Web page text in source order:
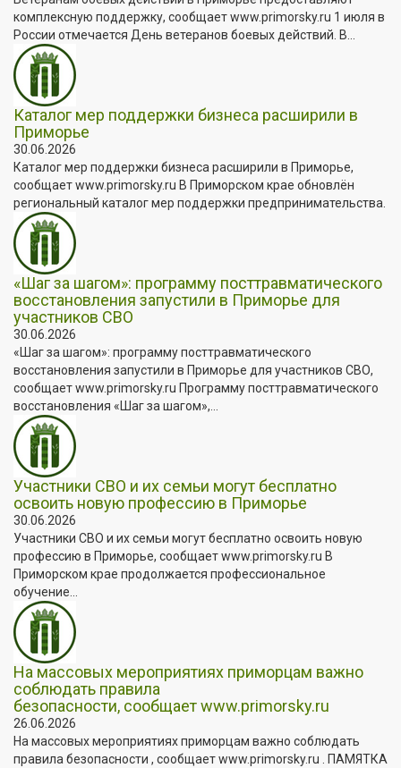
комплексную поддержку, сообщает www.primorsky.ru 1 июля в
России отмечается День ветеранов боевых действий. В...
Каталог мер поддержки бизнеса расширили в
Приморье
30.06.2026
Каталог мер поддержки бизнеса расширили в Приморье,
сообщает www.primorsky.ru В Приморском крае обновлён
региональный каталог мер поддержки предпринимательства.
«Шаг за шагом»: программу посттравматического
восстановления запустили в Приморье для
участников СВО
30.06.2026
«Шаг за шагом»: программу посттравматического
восстановления запустили в Приморье для участников СВО,
сообщает www.primorsky.ru Программу посттравматического
восстановления «Шаг за шагом»,...
Участники СВО и их семьи могут бесплатно
освоить новую профессию в Приморье
30.06.2026
Участники СВО и их семьи могут бесплатно освоить новую
профессию в Приморье, сообщает www.primorsky.ru В
Приморском крае продолжается профессиональное
обучение...
На массовых мероприятиях приморцам важно
соблюдать правила
безопасности, сообщает www.primorsky.ru
26.06.2026
На массовых мероприятиях приморцам важно соблюдать
правила безопасности , сообщает www.primorsky.ru . ПАМЯТКА